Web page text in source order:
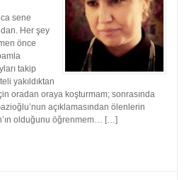
sene
Her şey
önce
takip
yakıldıktan
oradan oraya koşturmam; sonrasında
açıklamasından ölenlerin
olduğunu öğrenmem… […]